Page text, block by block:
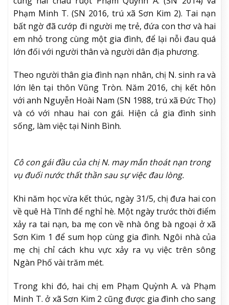
Phạm Minh T. (SN 2016, trú xã Sơn Kim 2). Tai nạn
bất ngờ đã cướp đi người mẹ trẻ, đứa con thơ và hai
em nhỏ trong cùng một gia đình, để lại nỗi đau quá
lớn đối với người thân và người dân địa phương.
Theo người thân gia đình nạn nhân, chị N. sinh ra và
lớn lên tại thôn Vũng Tròn. Năm 2016, chị kết hôn
với anh Nguyễn Hoài Nam (SN 1988, trú xã Đức Thọ)
và có với nhau hai con gái. Hiện cả gia đình sinh
sống, làm việc tại Ninh Bình.
Cô con gái đầu của chị N. may mắn thoát nạn trong
vụ đuối nước thất thần sau sự việc đau lòng.
Khi năm học vừa kết thúc, ngày 31/5, chị đưa hai con
về quê Hà Tĩnh để nghỉ hè. Một ngày trước thời điểm
xảy ra tai nạn, ba mẹ con về nhà ông bà ngoại ở xã
Sơn Kim 1 để sum họp cùng gia đình. Ngôi nhà của
mẹ chị chỉ cách khu vực xảy ra vụ việc trên sông
Ngàn Phố vài trăm mét.
Trong khi đó, hai chị em Phạm Quỳnh A. và Phạm
Minh T. ở xã Sơn Kim 2 cũng được gia đình cho sang